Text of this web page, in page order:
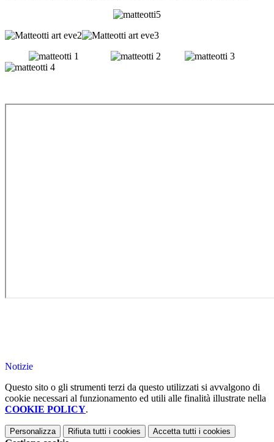
Notizie
Questo sito o gli strumenti terzi da questo utilizzati si avvalgono di
cookie necessari al funzionamento ed utili alle finalità illustrate nella
COOKIE POLICY.
Personalizza Rifiuta tutti i cookies Accetta tutti i cookies